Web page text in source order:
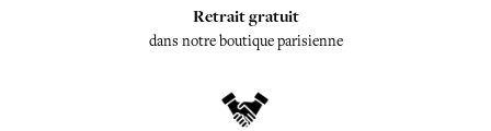
Retrait gratuit
dans notre boutique parisienne